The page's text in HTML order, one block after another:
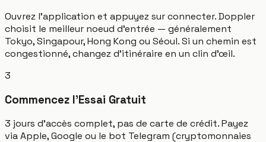
Ouvrez l'application et appuyez sur connecter. Doppler
choisit le meilleur noeud d'entrée — généralement
Tokyo, Singapour, Hong Kong ou Séoul. Si un chemin est
congestionné, changez d'itinéraire en un clin d'œil.
3
Commencez l'Essai Gratuit
3 jours d'accès complet, pas de carte de crédit. Payez
via Apple, Google ou le bot Telegram (cryptomonnaies